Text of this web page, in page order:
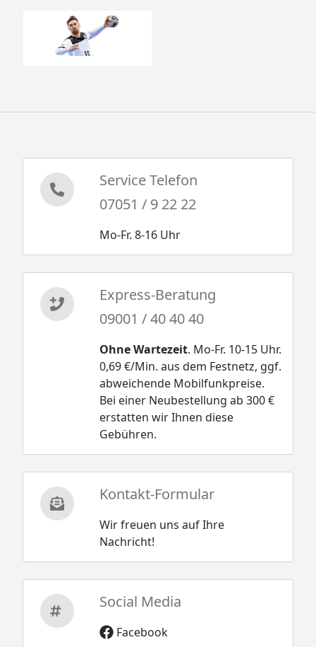
Service Telefon
07051 / 9 22 22
Mo-Fr. 8-16 Uhr
Express-Beratung
09001 / 40 40 40
Ohne Wartezeit. Mo-Fr. 10-15 Uhr.
0,69 €/Min. aus dem Festnetz, ggf.
abweichende Mobilfunkpreise.
Bei einer Neubestellung ab 300 €
erstatten wir Ihnen diese
Gebühren.
Kontakt-Formular
Wir freuen uns auf Ihre
Nachricht!
Social Media
Facebook